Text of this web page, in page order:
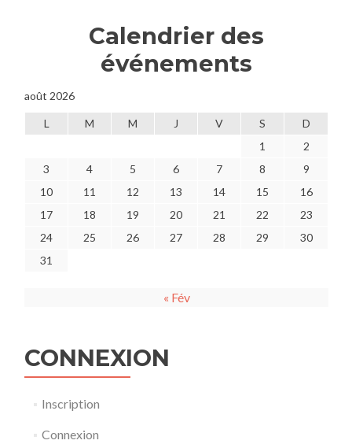
Calendrier des
événements
août 2026
L M M J V S
D
1
2
3
4 5 6 7 8
9
10
11 12 13 14 15
16
17
18 19 20 21 22
23
24
25 26 27 28 29
30
31
« Fév
CONNEXION
Inscription
Connexion